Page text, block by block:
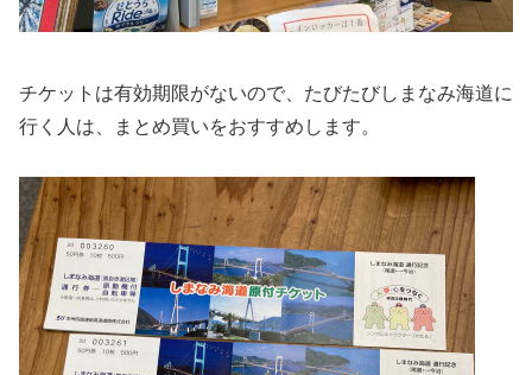
チケットは有効期限がないので、たびたびしまなみ海道に
行く人は、まとめ買いをおすすめします。